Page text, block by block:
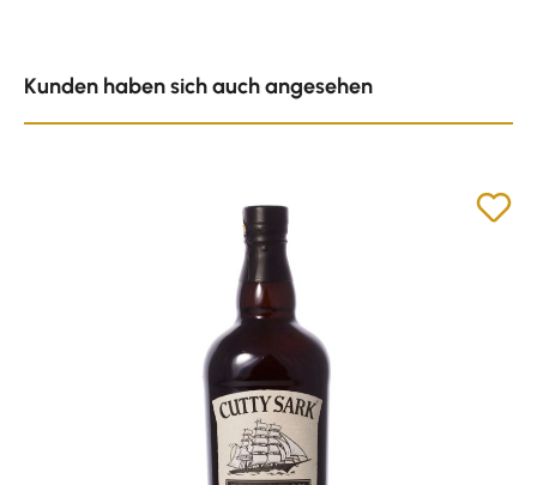
Kunden haben sich auch angesehen